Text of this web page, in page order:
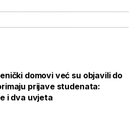
domovi već su objavili do
prijave studenata:
i dva uvjeta